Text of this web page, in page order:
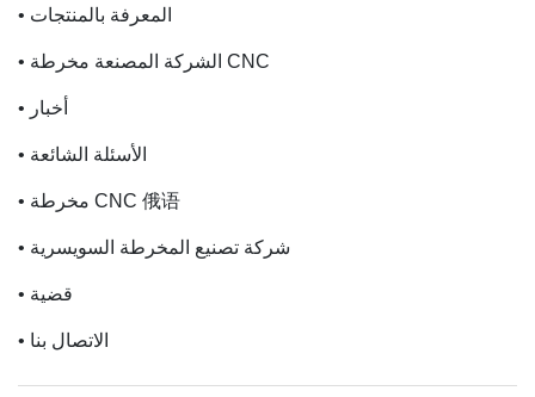
• المعرفة بالمنتجات
• الشركة المصنعة مخرطة CNC
• أخبار
• الأسئلة الشائعة
• مخرطة CNC 俄语
• شركة تصنيع المخرطة السويسرية
• قضية
• الاتصال بنا